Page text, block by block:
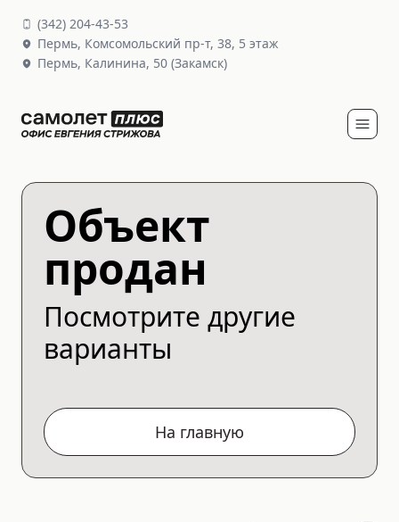
(342) 204-43-53
Пермь, Комсомольский пр-т, 38, 5 этаж
Пермь, Калинина, 50 (Закамск)
Объект
продан
Посмотрите другие
варианты
На главную